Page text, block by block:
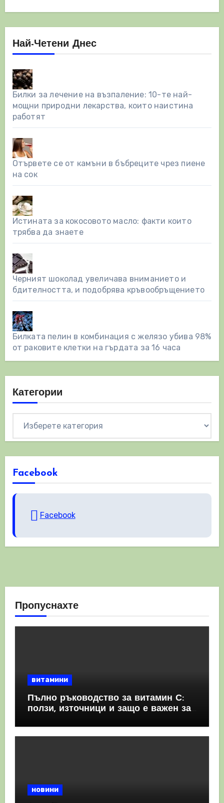
Най-Четени Днес
Билки за лечение на възпаление: 10-те най-
мощни природни лекарства, които наистина
работят
Отървете се от камъни в бъбреците чрез пиене
на сок
Истината за кокосовото масло: факти които
трябва да знаете
Черният шоколад увеличава вниманието и
бдителността, и подобрява кръвообръщението
Билката пелин в комбинация с желязо убива 98%
от раковите клетки на гърдата за 16 часа
Категории
Facebook
Facebook
Пропуснахте
витамини
Пълно ръководство за витамин С:
ползи, източници и защо е важен за
новини